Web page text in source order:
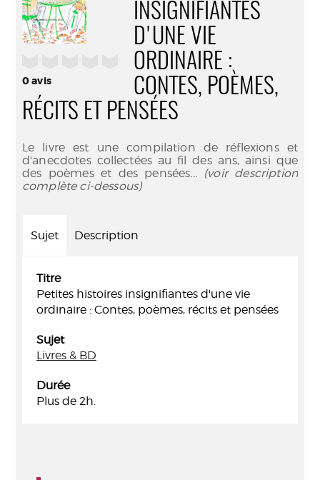
0avis
INSIGNIFIANTES
D'UNE VIE
ORDINAIRE :
CONTES, POÈMES,
RÉCITS ET PENSÉES
Le livre est une compilation de réflexions et
d'anecdotes collectées au fil des ans, ainsi que
des poèmes et des pensées... (voir description
complète ci-dessous)
Sujet Description
Titre
Petites histoires insignifiantes d'une vie
ordinaire : Contes, poèmes, récits et pensées
Sujet
Livres & BD
Durée
Plus de 2h.